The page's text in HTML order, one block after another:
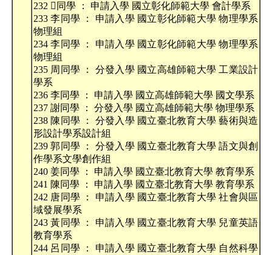
232 同學 ： 申請入學 國立彰化師範大學 會計學系
233 李同學 ： 申請入學 國立彰化師範大學 物理學系
物理組
234 李同學 ： 申請入學 國立彰化師範大學 物理學系
物理組
235 周同學 ： 分發入學 國立高雄師範大學 工業設計
學系
236 李同學 ： 申請入學 國立高雄師範大學 國文學系
237 謝同學 ： 分發入學 國立高雄師範大學 物理學系
238 陳同學 ： 分發入學 國立臺北教育大學 藝術與造
形設計學系設計組
239 郭同學 ： 分發入學 國立臺北教育大學 語文與創
作學系文學創作組
240 姜同學 ： 申請入學 國立臺北教育大學 教育學系
241 陳同學 ： 申請入學 國立臺北教育大學 教育學系
242 唐同學 ： 申請入學 國立臺北教育大學 社會與區
域發展學系
243 黃同學 ： 申請入學 國立臺北教育大學 兒童英語
教育學系
244 呂同學 ： 申請入學 國立臺北教育大學 自然科學